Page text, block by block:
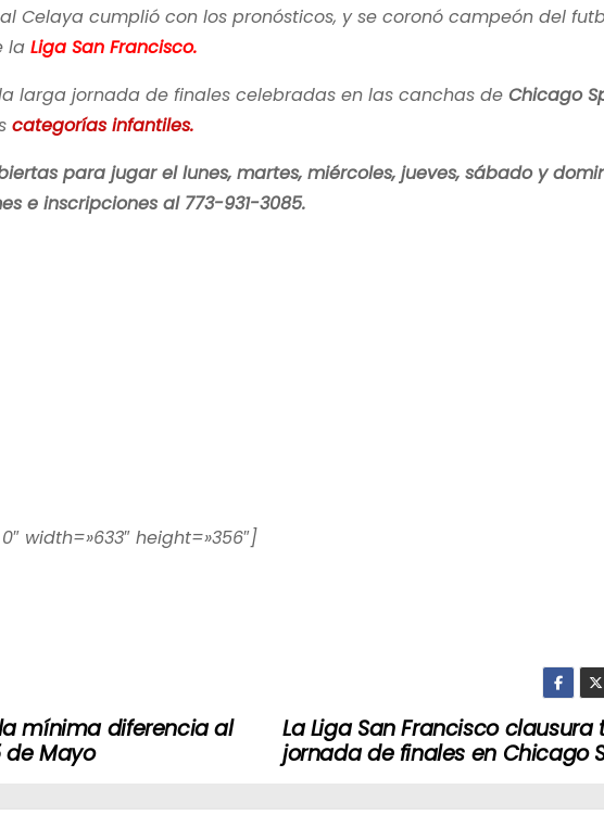
Celaya cumplió con los pronósticos, y se coronó campeón del
la Liga San Francisco.
larga jornada de finales celebradas en las canchas de Chicago
categorías infantiles.
para jugar el lunes, martes, miércoles, jueves, sábado y
e inscripciones al 773-931-3085.
width=»633″ height=»356″]
La Liga San Francisco clausura
jornada de finales en Chicago
mínima diferencia al
de Mayo